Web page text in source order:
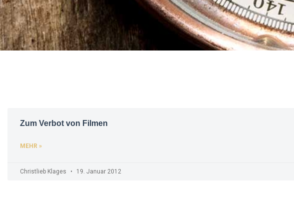
Zum Verbot von Filmen
MEHR »
Christlieb Klages 19. Januar 2012